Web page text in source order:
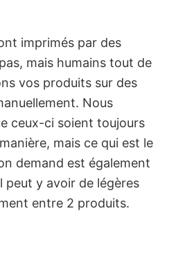
imprimés par des
mais humains tout de
vos produits sur des
Nous
ceux-ci soient toujours
mais ce qui est le
demand est également
peut y avoir de légères
entre 2 produits.